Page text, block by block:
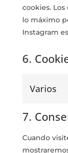
cookies.
lo máximo
Instagram
6.
Varios
7.
Cuando